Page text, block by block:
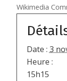
Wikimedia
Date : 3
Heure :
15h15